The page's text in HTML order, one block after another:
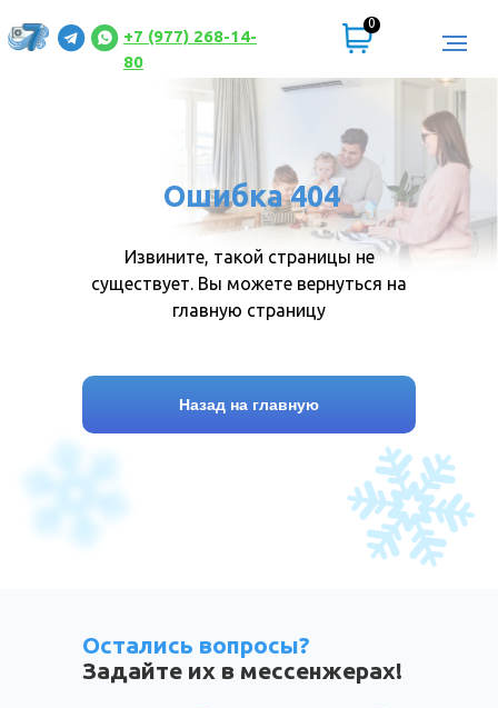
+7 (977) 268-14-
80
0
Ошибка 404
Извините, такой страницы не
существует. Вы можете вернуться на
главную страницу
Назад на главную
Остались вопросы?
Задайте их в мессенжерах!